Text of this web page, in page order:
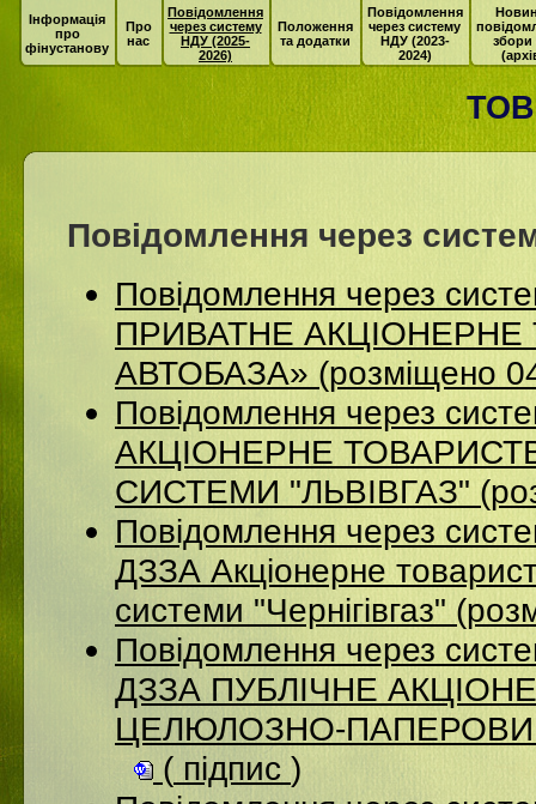
Інформація
про
фінустанову
Про
нас
Повідомлення
через систему
НДУ (2025-
2026)
Положення
та додатки
Повідомлення
через систему
НДУ (2023-
2024)
збори
Повідомлення через
Повідомлення через
ПРИВАТНЕ АКЦІОНЕРНЕ
АВТОБАЗА» (розміщено
Повідомлення через
АКЦІОНЕРНЕ
СИСТЕМИ "ЛЬВІВГАЗ"
Повідомлення через
ДЗЗА Акціонерне
системи "Чернігівгаз"
Повідомлення через
ДЗЗА ПУБЛІЧНЕ
ЦЕЛЮЛОЗНО-ПАПЕРОВИЙ
( підпис )